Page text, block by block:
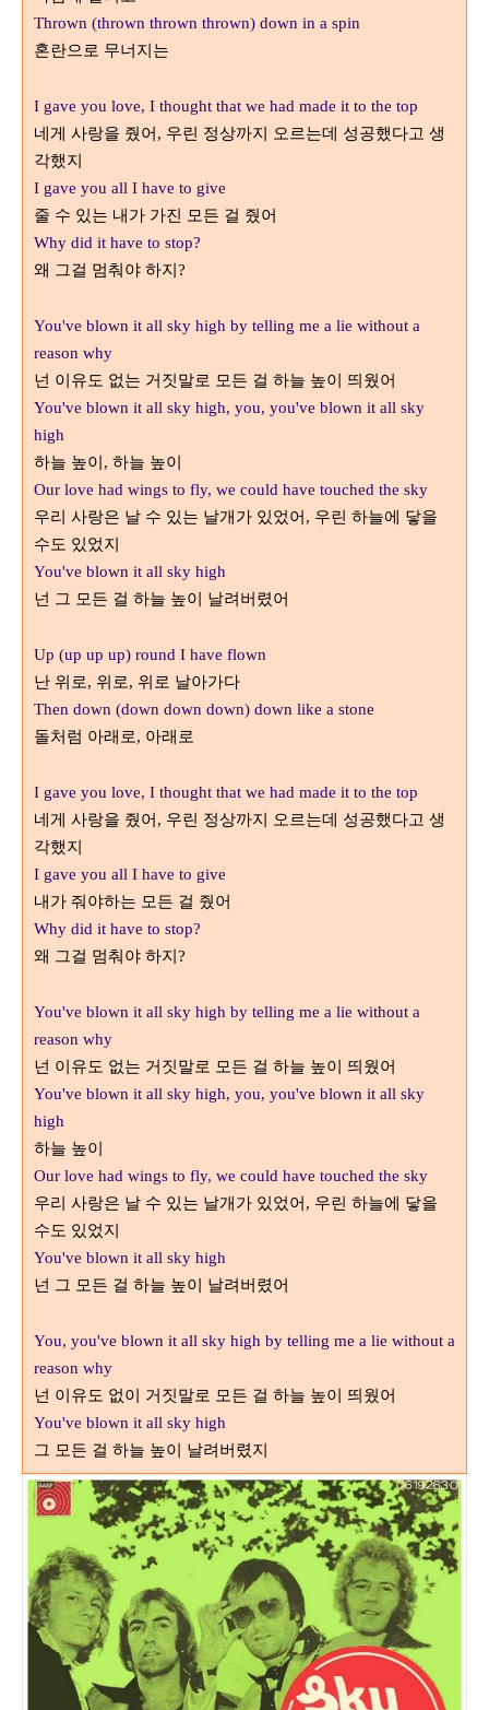
Thrown (thrown thrown thrown) down in a spin
혼란으로 무너지는
I gave you love, I thought that we had made it to the top
네게 사랑을 줬어, 우린 정상까지 오르는데 성공했다고 생
각했지
I gave you all I have to give
줄 수 있는 내가 가진 모든 걸 줬어
Why did it have to stop?
왜 그걸 멈춰야 하지?
You've blown it all sky high by telling me a lie without a
reason why
넌 이유도 없는 거짓말로 모든 걸 하늘 높이 띄웠어
You've blown it all sky high, you, you've blown it all sky
high
하늘 높이, 하늘 높이
Our love had wings to fly, we could have touched the sky
우리 사랑은 날 수 있는 날개가 있었어, 우린 하늘에 닿을
수도 있었지
You've blown it all sky high
넌 그 모든 걸 하늘 높이 날려버렸어
Up (up up up) round I have flown
난 위로, 위로, 위로 날아가다
Then down (down down down) down like a stone
돌처럼 아래로, 아래로
I gave you love, I thought that we had made it to the top
네게 사랑을 줬어, 우린 정상까지 오르는데 성공했다고 생
각했지
I gave you all I have to give
내가 줘야하는 모든 걸 줬어
Why did it have to stop?
왜 그걸 멈춰야 하지?
You've blown it all sky high by telling me a lie without a
reason why
넌 이유도 없는 거짓말로 모든 걸 하늘 높이 띄웠어
You've blown it all sky high, you, you've blown it all sky
high
하늘 높이
Our love had wings to fly, we could have touched the sky
우리 사랑은 날 수 있는 날개가 있었어, 우린 하늘에 닿을
수도 있었지
You've blown it all sky high
넌 그 모든 걸 하늘 높이 날려버렸어
You, you've blown it all sky high by telling me a lie without a
reason why
넌 이유도 없이 거짓말로 모든 걸 하늘 높이 띄웠어
You've blown it all sky high
그 모든 걸 하늘 높이 날려버렸지